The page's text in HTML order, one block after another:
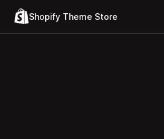
Shopify Theme Store